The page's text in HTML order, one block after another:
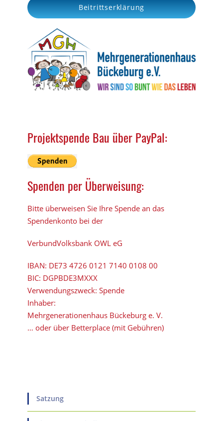
h
Beitrittserklärung
Projektspende Bau über PayPal:
Spenden per Überweisung:
Bitte überweisen Sie Ihre Spende an das
Spendenkonto bei der
VerbundVolksbank OWL eG
IBAN: DE73 4726 0121 7140 0108 00
BIC: DGPBDE3MXXX
Verwendungszweck: Spende
Inhaber:
Mehrgenerationenhaus Bückeburg e. V.
… oder über Betterplace (mit Gebühren)
Satzung